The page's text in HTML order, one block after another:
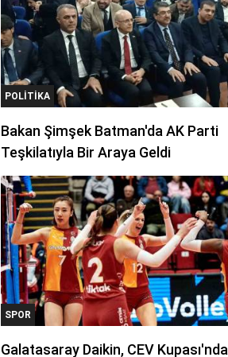
POLITIKA
Bakan Şimşek Batman'da AK Parti
Teşkilatıyla Bir Araya Geldi
SPOR
Galatasaray Daikin, CEV Kupası'nda